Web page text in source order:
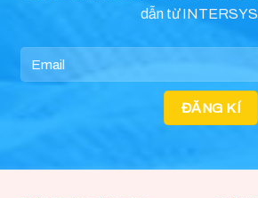
dẫn từ INTERSYS